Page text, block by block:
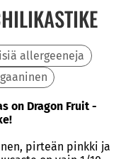
allergeeneja
on Dragon Fruit -
pirteän pinkki ja